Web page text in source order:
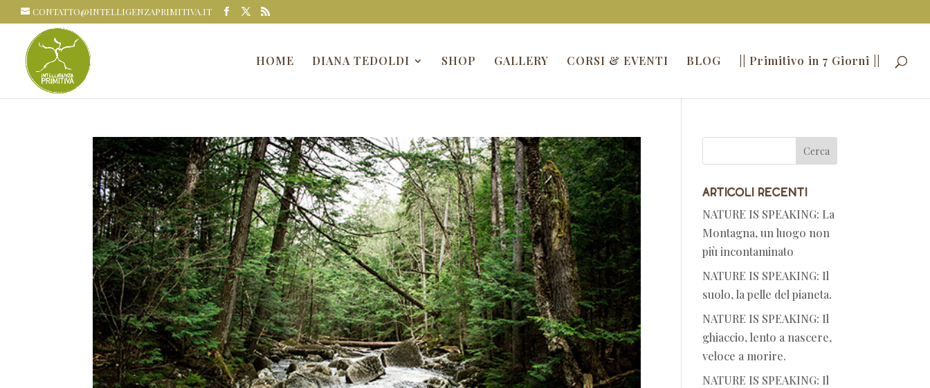
CONTATTO@INTELLIGENZAPRIMITIVA.IT
HOME DIANA TEDOLDI SHOP GALLERY CORSI & EVENTI BLOG || Primitivo in 7 Giorni ||
Articoli recenti
NATURE IS SPEAKING: La
Montagna, un luogo non
più incontaminato
NATURE IS SPEAKING: Il
suolo, la pelle del pianeta.
NATURE IS SPEAKING: Il
ghiaccio, lento a nascere,
veloce a morire.
NATURE IS SPEAKING: Il